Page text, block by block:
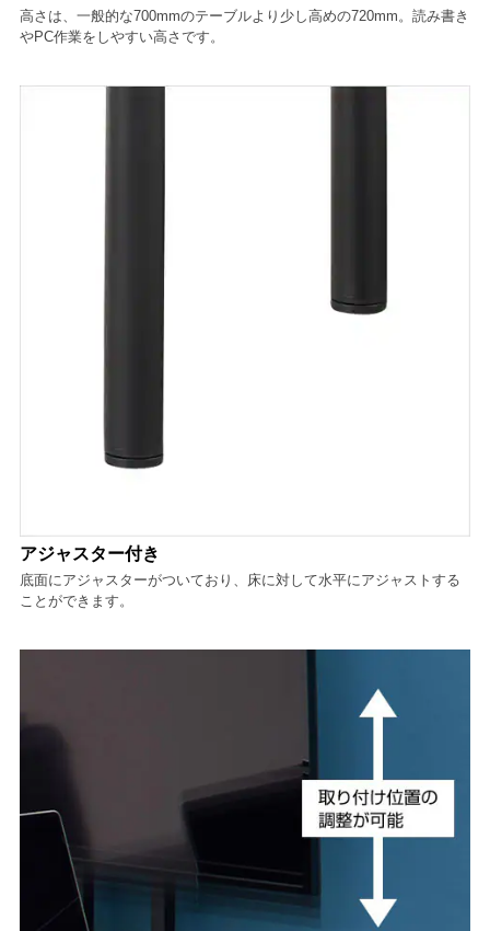
高さは、一般的な700mmのテーブルより少し高めの720mm。読み書き
やPC作業をしやすい高さです。
アジャスター付き
底面にアジャスターがついており、床に対して水平にアジャストする
ことができます。